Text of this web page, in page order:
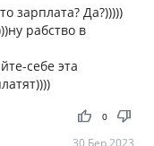
зарплата? Да?)))))
рабство в
себе эта
thumb_up thumb_down
0
30 Бер 2023